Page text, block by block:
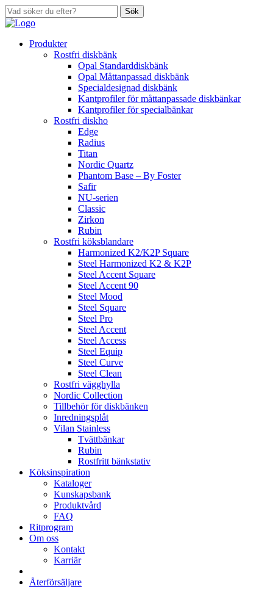
Sök
Produkter
Rostfri diskbänk
Opal Standarddiskbänk
Opal Måttanpassad diskbänk
Specialdesignad diskbänk
Kantprofiler för måttanpassade diskbänkar
Kantprofiler för specialbänkar
Rostfri diskho
Edge
Radius
Titan
Nordic Quartz
Phantom Base – By Foster
Safir
NU-serien
Classic
Zirkon
Rubin
Rostfri köksblandare
Harmonized K2/K2P Square
Steel Harmonized K2 & K2P
Steel Accent Square
Steel Accent 90
Steel Mood
Steel Square
Steel Pro
Steel Accent
Steel Access
Steel Equip
Steel Curve
Steel Clean
Rostfri vägghylla
Nordic Collection
Tillbehör för diskbänken
Inredningsplåt
Vilan Stainless
Tvättbänkar
Rubin
Rostfritt bänkstativ
Köksinspiration
Kataloger
Kunskapsbank
Produktvård
FAQ
Ritprogram
Om oss
Kontakt
Karriär
Återförsäljare